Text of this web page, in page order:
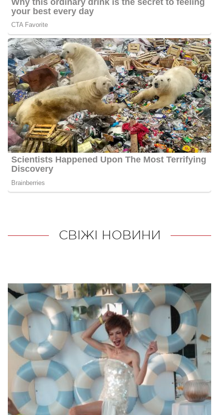
СВІЖІ НОВИНИ